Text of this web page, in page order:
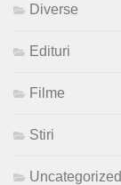
Diverse
Edituri
Filme
Stiri
Uncategorized